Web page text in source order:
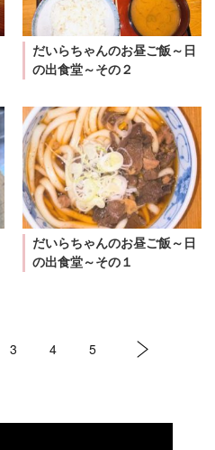
だいらちゃんのお昼ご飯～日
の出食堂～その２
だいらちゃんのお昼ご飯～日
の出食堂～その１
3 4 5